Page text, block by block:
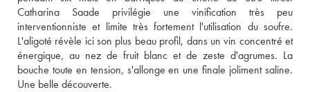
Catharina Saade privilégie une vinification très peu
interventionniste et limite très fortement l'utilisation du soufre.
L'aligoté révèle ici son plus beau profil, dans un vin concentré et
énergique, au nez de fruit blanc et de zeste d'agrumes. La
bouche toute en tension, s'allonge en une finale joliment saline.
Une belle découverte.